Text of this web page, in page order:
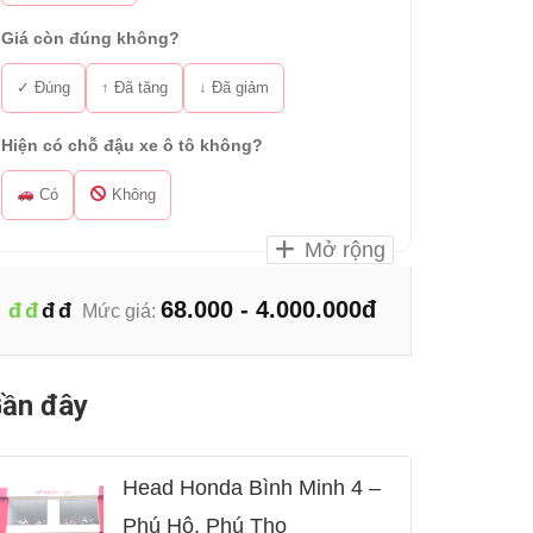
Giá còn đúng không?
✓ Đúng ↑ Đã tăng ↓ Đã giảm
Hiện có chỗ đậu xe ô tô không?
Có Không
Mở rộng
đđđđ Mức giá: 68.000 - 4.000.000đ
đây
Head Honda Bình Minh 4 –
Phú Hộ, Phú Thọ